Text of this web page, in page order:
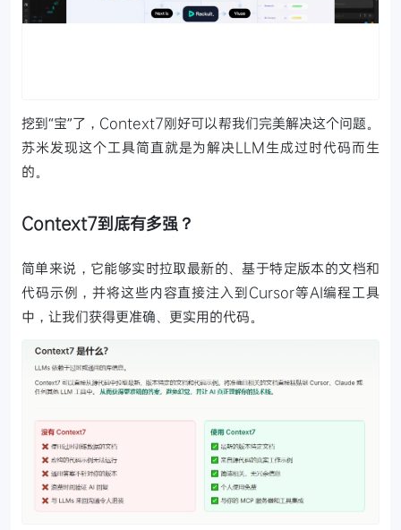
挖到“宝”了，Context7刚好可以帮我们完美解决这个问题。
苏米发现这个工具简直就是为解决LLM生成过时代码而生
的。
Context7到底有多强？
简单来说，它能够实时拉取最新的、基于特定版本的文档和
代码示例，并将这些内容直接注入到Cursor等AI编程工具
中，让我们获得更准确、更实用的代码。